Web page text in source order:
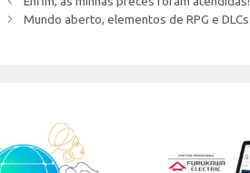
Mundo aberto, elementos de RPG e DLCs